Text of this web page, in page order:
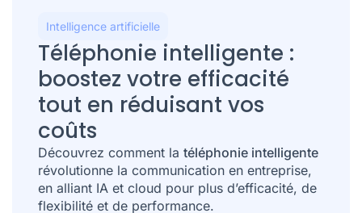
Intelligence artificielle
Téléphonie intelligente :
boostez votre efficacité
tout en réduisant vos
coûts
Découvrez comment la téléphonie intelligente
révolutionne la communication en entreprise,
en alliant IA et cloud pour plus d’efficacité, de
flexibilité et de performance.